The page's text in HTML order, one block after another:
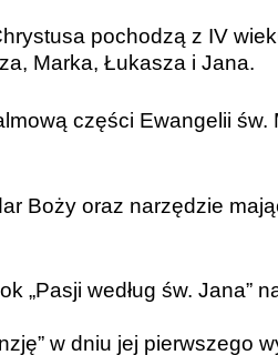
pochodzą z IV
Marka, Łukasza i Jana.
części Ewangelii
Boży oraz narzędzie
„Pasji według św. Jana”
w dniu jej